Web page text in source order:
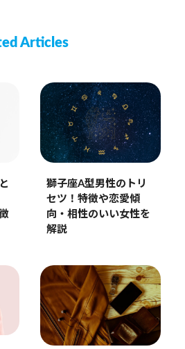
Articles
獅子座A型男性のトリ
セツ！特徴や恋愛傾
向・相性のいい女性を
解説